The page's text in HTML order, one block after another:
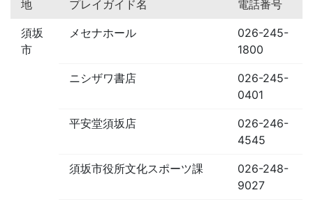
地 プレイガイド名 電話番号
須坂
市
メセナホール
026-245-
1800
ニシザワ書店
026-245-
0401
平安堂須坂店
026-246-
4545
須坂市役所文化スポーツ課
026-248-
9027